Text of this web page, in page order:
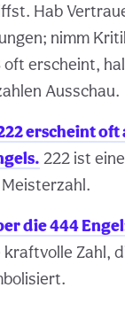
Hab
nimm
oft erscheint,
Ausschau.
erscheint oft
222 ist
die 444
Zahl,